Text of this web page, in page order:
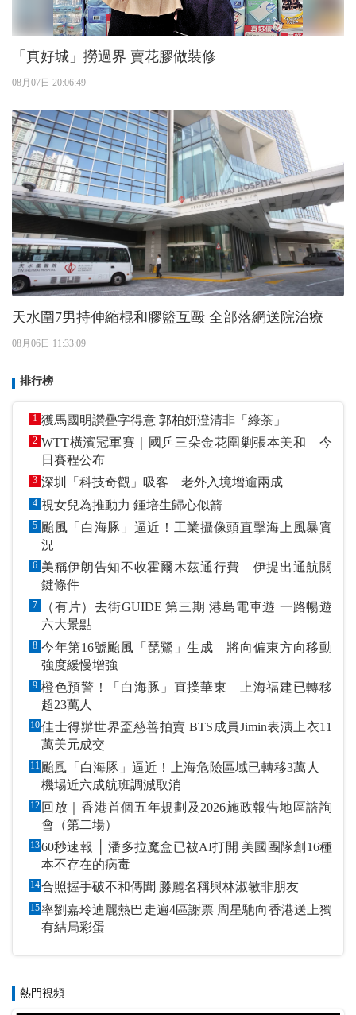
「真好城」撈過界 賣花膠做裝修
08月07日 20:06:49
天水圍7男持伸縮棍和膠籃互毆 全部落網送院治療
08月06日 11:33:09
排行榜
1 獲馬國明讚疊字得意 郭柏妍澄清非「綠茶」
2 WTT橫濱冠軍賽｜國乒三朵金花圍剿張本美和 今
日賽程公布
3 深圳「科技奇觀」吸客 老外入境增逾兩成
4 視女兒為推動力 鍾培生歸心似箭
5 颱風「白海豚」逼近！工業攝像頭直擊海上風暴實
況
6 美稱伊朗告知不收霍爾木茲通行費 伊提出通航關
鍵條件
7
（有片）去街GUIDE 第三期 港島電車遊 一路暢遊
六大景點
8 今年第16號颱風「琵鷺」生成 將向偏東方向移動
強度緩慢增強
9 橙色預警！「白海豚」直撲華東 上海福建已轉移
超23萬人
10佳士得辦世界盃慈善拍賣 BTS成員Jimin表演上衣11
萬美元成交
11 颱風「白海豚」逼近！上海危險區域已轉移3萬人
機場近六成航班調減取消
12 回放｜香港首個五年規劃及2026施政報告地區諮詢
會（第二場）
1360秒速報 │ 潘多拉魔盒已被AI打開 美國團隊創16種
本不存在的病毒
14 合照握手破不和傳聞 滕麗名稱與林淑敏非朋友
15率劉嘉玲迪麗熱巴走遍4區謝票 周星馳向香港送上獨
有結局彩蛋
熱門視頻